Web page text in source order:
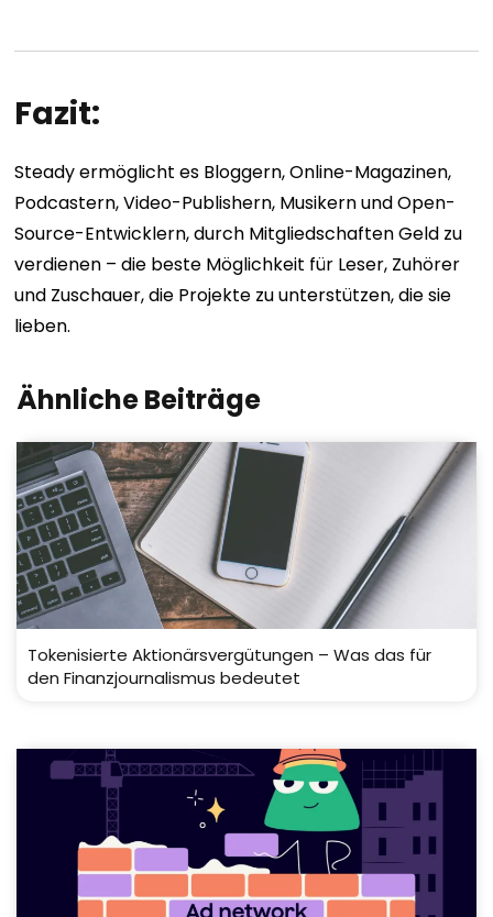
Fazit:
Steady ermöglicht es Bloggern, Online-Magazinen,
Podcastern, Video-Publishern, Musikern und Open-
Source-Entwicklern, durch Mitgliedschaften Geld zu
verdienen – die beste Möglichkeit für Leser, Zuhörer
und Zuschauer, die Projekte zu unterstützen, die sie
lieben.
Ähnliche Beiträge
Tokenisierte Aktionärsvergütungen – Was das für
den Finanzjournalismus bedeutet